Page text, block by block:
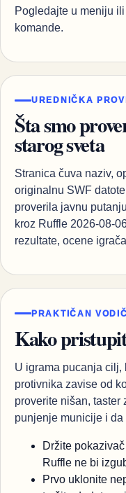
Pogledajte u meniju
komande.
UREDNIČKA
Šta smo
starog sveta
Stranica čuva naziv,
originalnu SWF
proverila javnu
kroz Ruffle 2026-08-
rezultate, ocene
PRAKTIČAN VODIČ
Kako
U igrama pucanja cilj,
protivnika zavise od
proverite nišan, taster
punjenje municije i
Držite
Ruffle ne bi
Prvo uklonite